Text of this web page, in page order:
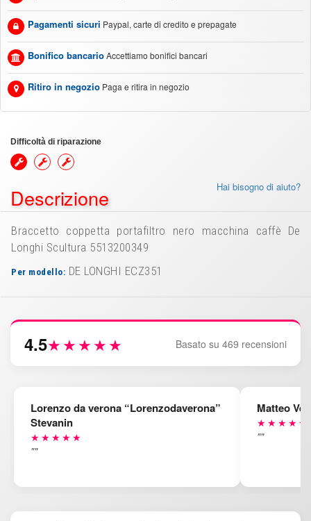
Pagamenti sicuri Paypal, carte di credito e prepagate
Bonifico bancarioAccettiamo bonifici bancari
Ritiro in negozio Paga e ritira in negozio
Difficoltà di riparazione
Hai bisogno di aiuto?
Descrizione
Braccetto coppetta portafiltro nero macchina caffè De
Longhi Scultura 5513200349
Per modello: DE LONGHI ECZ351
4.5★★★★★ Basato su 469 recensioni
Lorenzo da verona “Lorenzodaverona”
Stevanin
★★★★★
""
Matteo
★★★★★
""